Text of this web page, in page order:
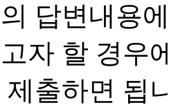
답변내용
자 할 경우
출하면 됩